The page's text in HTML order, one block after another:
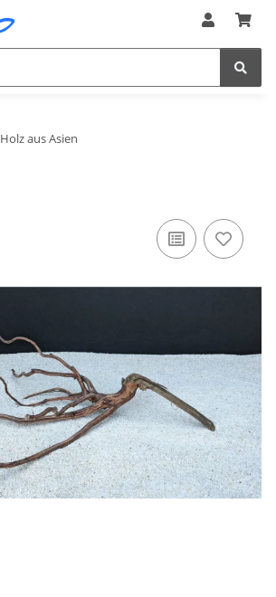
Holz aus Asien